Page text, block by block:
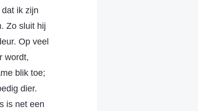
ik zijn
Zo sluit hij
Op veel
wordt,
blik toe;
dier.
is net een